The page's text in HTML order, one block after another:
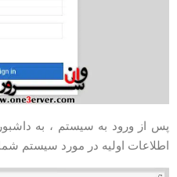
اولیه در مورد سیستم شما